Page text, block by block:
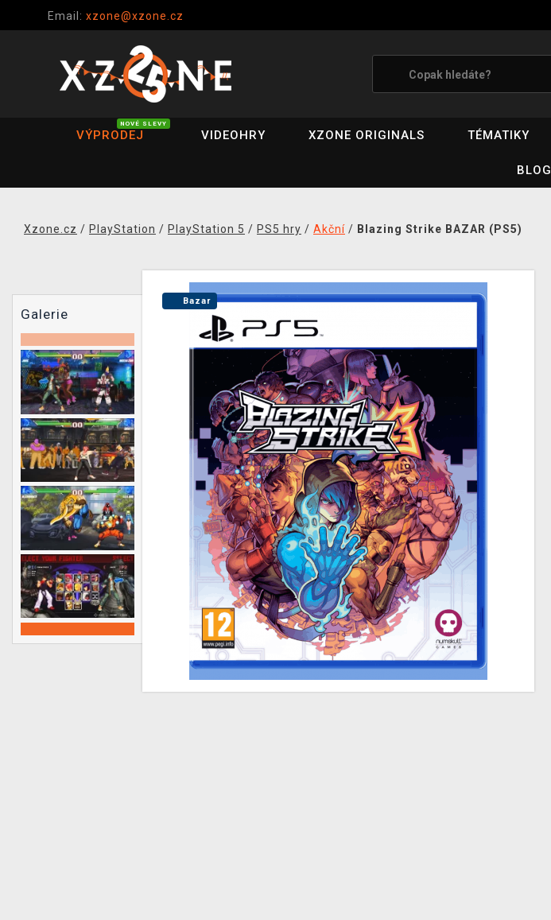
Email: xzone@xzone.cz
VÝPRODEJ
NOVÉ SLEVY
VIDEOHRY XZONE ORIGINALS TÉMATIKY
BLOG
Xzone.cz / PlayStation / PlayStation 5 / PS5 hry / Akční / Blazing Strike BAZAR (PS5)
Galerie
Bazar